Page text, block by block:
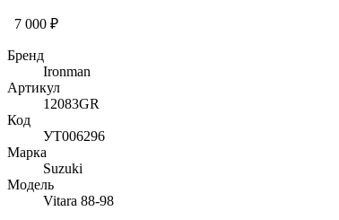
7 000 ₽
Бренд
Ironman
Артикул
12083GR
Код
УТ006296
Марка
Suzuki
Модель
Vitara 88-98